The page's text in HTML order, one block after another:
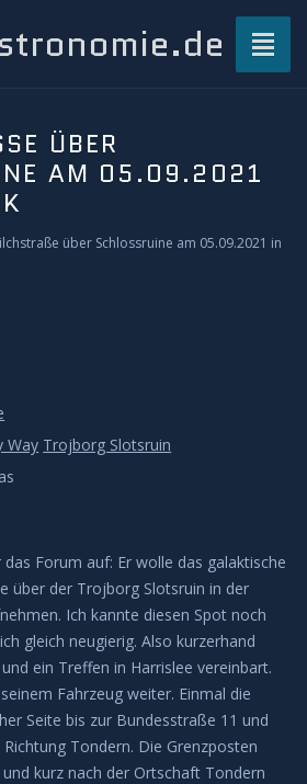
Naturphänomene
ÜBER S
AM 05.09.2021 I
über Schlossruine am 05.09.2021 in
Way Trojborg Slotsruin
Forum auf: Er wolle das galaktische
über der Trojborg Slotsruin in der
Ich kannte diesen Spot noch
gleich neugierig. Also kurzerhand
ein Treffen in Harrislee vereinbart.
Fahrzeug weiter. Einmal die
Seite bis zur Bundesstraße 11 und
Tondern. Die Grenzposten
kurz nach der Ortschaft Tondern